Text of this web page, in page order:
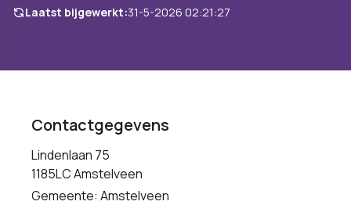
Laatst bijgewerkt:31-5-2026 02:21:27
Contactgegevens
Lindenlaan 75
1185LC Amstelveen
Gemeente: Amstelveen